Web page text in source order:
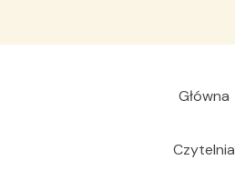
Główna
Czytelnia